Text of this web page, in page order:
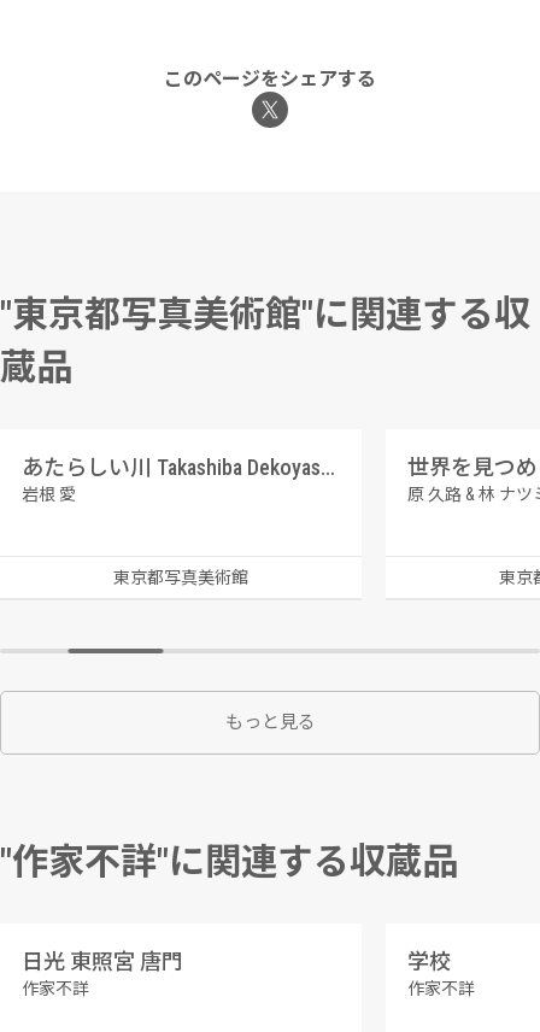
このページをシェアする
"東京都写真美術館"に関連する収
蔵品
あたらしい川 Takashiba Dekoyashiki, Koriyama, Fukushima
岩根 愛
東京都写真美術館
世界を見つ
原 久路 & 林 ナツ
東京
もっと見る
"作家不詳"に関連する収蔵品
日光 東照宮 唐門
作家不詳
学校
作家不詳